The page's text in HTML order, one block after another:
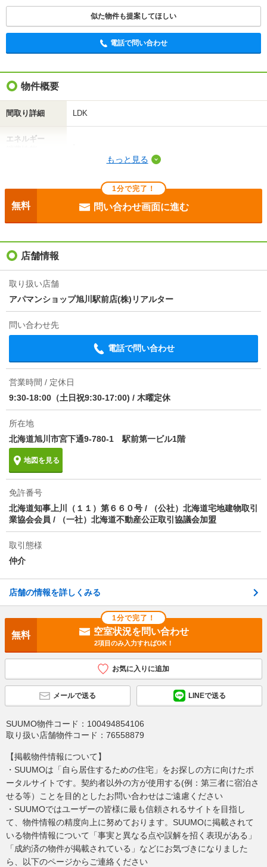
電話で問い合わせ
似た物件も提案してほしい
電話で問い合わせ
物件概要
間取り詳細 LDK
エネルギー
目安光熱費
入居
損保 要
保証会社
ト可は２．５万／２．５％
ほか初期費用
その他諸費用 ｒｕｕｍサポート １９８０円（月額）
情報更新日
物件備考
［退去時費用 退去費用実費精算※故意・過失等別途
ト費３，３００円（税込）が必要となります。貸主イ
ンボイス登録あり 保証会社:ハウスリーブ株式会社
もっと見る
1分で完了！
無料 問い合わせ画面に進む
店舗情報
取り扱い店舗
アパマンショップ旭川駅前店(株)リアルター
問い合わせ先
電話で問い合わせ
営業時間 / 定休日
9:30-18:00（土日祝9:30-17:00) / 木曜定休
所在地
北海道旭川市宮下通9-780-1 駅前第一ビル1階
地図を見る
免許番号
北海道知事上川（１１）第６６０号 / （公社）北海道宅地建物取引
業協会会員 / （一社）北海道不動産公正取引協議会加盟
取引態様
仲介
店舗の情報を詳しくみる
1分で完了！
無料 空室状況を問い合わせ
2項目のみ入力すればOK！
お気に入りに追加
メールで送る LINEで送る
SUUMO物件コード： 100494854106
取り扱い店舗物件コード： 76558879
【掲載物件情報について】
・SUUMOは「自ら居住するための住宅」をお探しの方に向けたポ
ータルサイトです。契約者以外の方が使用する(例：第三者に宿泊さ
せる等）ことを目的としたお問い合わせはご遠慮ください
・SUUMOではユーザーの皆様に最も信頼されるサイトを目指し
て、物件情報の精度向上に努めております。SUUMOに掲載されて
いる物件情報について「事実と異なる点や誤解を招く表現がある」
「成約済の物件が掲載されている」などにお気づきになりました
ら、以下のページからご連絡ください